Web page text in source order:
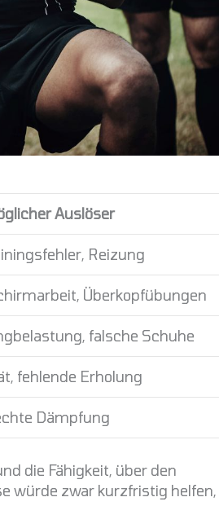
Auslöser
Reizung
Überkopfübungen
falsche Schuhe
fehlende Erholung
Dämpfung
die Fähigkeit, über den
würde zwar kurzfristig helfen,